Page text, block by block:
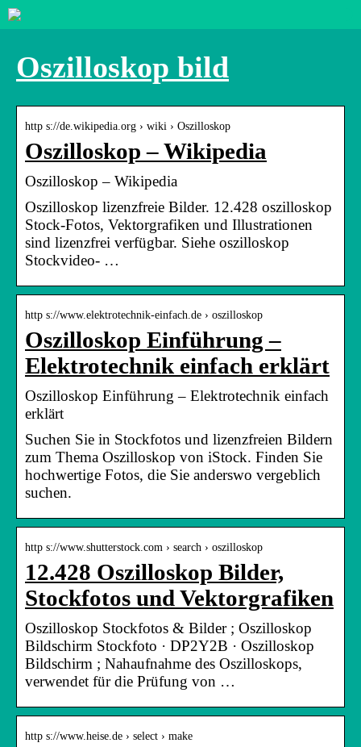
Oszilloskop bild
http s://de.wikipedia.org › wiki › Oszilloskop
Oszilloskop – Wikipedia
Oszilloskop – Wikipedia
Oszilloskop lizenzfreie Bilder. 12.428 oszilloskop
Stock-Fotos, Vektorgrafiken und Illustrationen
sind lizenzfrei verfügbar. Siehe oszilloskop
Stockvideo- …
http s://www.elektrotechnik-einfach.de › oszilloskop
Oszilloskop Einführung –
Elektrotechnik einfach erklärt
Oszilloskop Einführung – Elektrotechnik einfach
erklärt
Suchen Sie in Stockfotos und lizenzfreien Bildern
zum Thema Oszilloskop von iStock. Finden Sie
hochwertige Fotos, die Sie anderswo vergeblich
suchen.
http s://www.shutterstock.com › search › oszilloskop
12.428 Oszilloskop Bilder,
Stockfotos und Vektorgrafiken
Oszilloskop Stockfotos & Bilder ; Oszilloskop
Bildschirm Stockfoto · DP2Y2B · Oszilloskop
Bildschirm ; Nahaufnahme des Oszilloskops,
verwendet für die Prüfung von …
http s://www.heise.de › select › make